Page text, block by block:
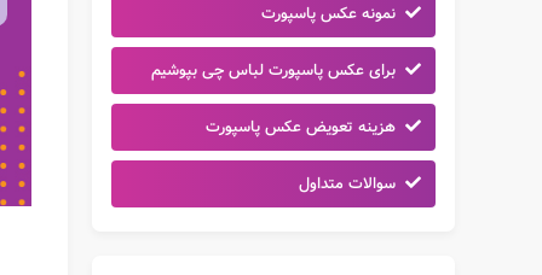
نمونه عکس پاسپورت
برای عکس پاسپورت لباس چی بپوشیم
هزینه تعویض عکس پاسپورت
سوالات متداول